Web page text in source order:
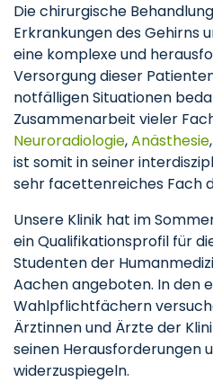
Die chirurgische
Erkrankungen des Gehirns
eine komplexe und
Versorgung dieser
notfälligen Situationen
Zusammenarbeit vieler
Neuroradiologie,Anästhesie,
ist somit in seiner
sehr facettenreiches Fach
Unsere Klinik hat im
ein Qualifikationsprofil für
Studenten der
Aachen angeboten. In den
Wahlpflichtfächern
Ärztinnen und Ärzte der
seinen Herausforderungen
widerzuspiegeln.